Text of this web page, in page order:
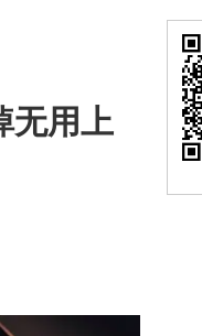
无用上